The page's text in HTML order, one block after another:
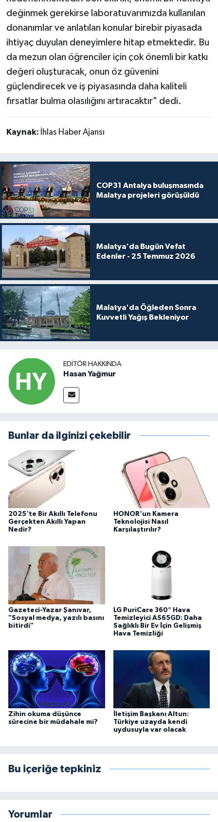
değinmek gerekirse laboratuvarımızda kullanılan
donanımlar ve anlatılan konular birebir piyasada
ihtiyaç duyulan deneyimlere hitap etmektedir. Bu
da mezun olan öğrenciler için çok önemli bir katkı
değeri oluşturacak, onun öz güvenini
güçlendirecek ve iş piyasasında daha kaliteli
fırsatlar bulma olasılığını artıracaktır" dedi.
Kaynak: İhlas Haber Ajansı
COP31 Antalya buluşmasında
Malatya projeleri görüşüldü
Malatya'da Bugün Vefat
Edenler - 25 Temmuz 2026
Malatya'da Öğleden Sonra
Kuvvetli Yağış Bekleniyor
EDITÖR HAKKINDA
Hasan Yağmur
Bunlar da ilginizi çekebilir
2025'te Bir Akıllı Telefonu
Gerçekten Akıllı Yapan
Nedir?
HONOR'un Kamera
Teknolojisi Nasıl
Karşılaştırılır?
Gazeteci-Yazar Şanıvar,
"Sosyal medya, yazılı basını
bitirdi"
LG PuriCare 360° Hava
Temizleyici AS65GD: Daha
Sağlıklı Bir Ev İçin Gelişmiş
Hava Temizliği
Zihin okuma düşünce
sürecine bir müdahale mi?
İletişim Başkanı Altun:
Türkiye uzayda kendi
uydusuyla var olacak
Bu içeriğe tepkiniz
Yorumlar